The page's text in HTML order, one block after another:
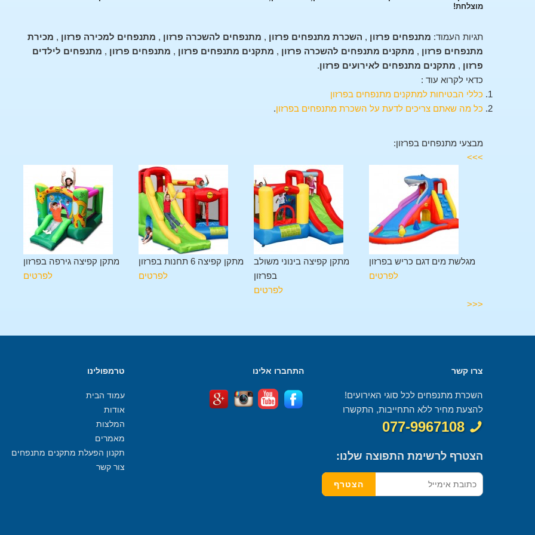
מוצלחת!
תגיות העמוד: מתנפחים פרזון , השכרת מתנפחים פרזון , מתנפחים להשכרה פרזון , מתנפחים למכירה פרזון , מכירת
מתנפחים פרזון , מתקנים מתנפחים להשכרה פרזון , מתקנים מתנפחים פרזון , מתנפחים פרזון , מתנפחים לילדים
פרזון , מתקנים מתנפחים לאירועים פרזון.
כדאי לקרוא עוד :
כללי הבטיחות למתקנים מתנפחים בפרזון
כל מה שאתם צריכים לדעת על השכרת מתנפחים בפרזון.
מבצעי מתנפחים בפרזון:
>>>
מתקן קפיצה גירפה בפרזון
לפרטים
מתקן קפיצה 6 תחנות בפרזון
לפרטים
מתקן קפיצה בינוני משולב
בפרזון
לפרטים
מגלשת מים דגם כריש בפרזון
לפרטים
<<<
צרו קשר
השכרת מתנפחים לכל סוגי האירועים!
להצעת מחיר ללא התחייבות, התקשרו
077-9967108
הצטרף לרשימת התפוצה שלנו:
התחברו אלינו טרמפולינו
עמוד הבית
אודות
המלצות
מאמרים
תקנון הפעלת מתקנים מתנפחים
צור קשר